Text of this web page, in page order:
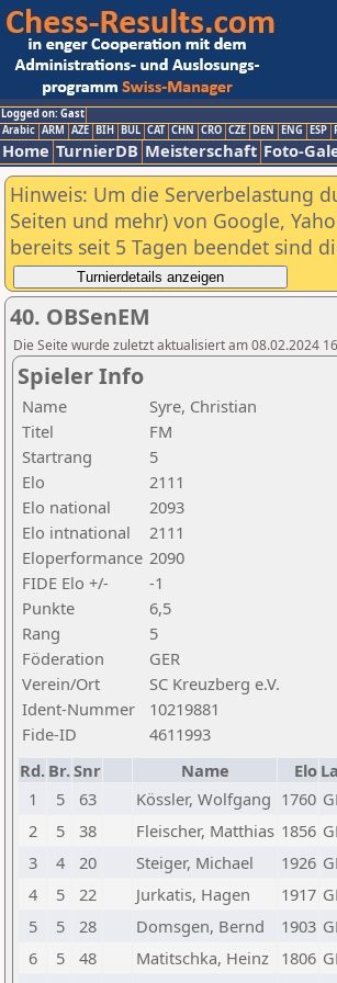
Logged on: Gast
Arabic ARM AZE BIH BUL CAT CHN CRO CZE DEN ENG ESP
Home TurnierDB Meisterschaft Foto-
Hinweis: Um die Serverbelastung
Seiten und mehr) von Google,
bereits seit 5 Tagen beendet sind
40. OBSenEM
Die Seite wurde zuletzt aktualisiert am 08.02.2024
Spieler Info
Name
Syre, Christian
Titel
FM
Startrang
5
Elo
2111
Elo national
2093
Elo intnational
2111
Eloperformance 2090
FIDE Elo +/-
-1
Punkte
6,5
Rang
5
Föderation
GER
Verein/Ort
SC Kreuzberg e.V.
Ident-Nummer
10219881
Fide-ID
4611993
Rd. Br.Snr Name Elo
1
5 63 Kössler, Wolfgang 1760
2
5 38 Fleischer, Matthias 1856
3
4 20 Steiger, Michael 1926
4
5 22 Jurkatis, Hagen 1917
5
5 28 Domsgen, Bernd 1903
6
5 48 Matitschka, Heinz 1806